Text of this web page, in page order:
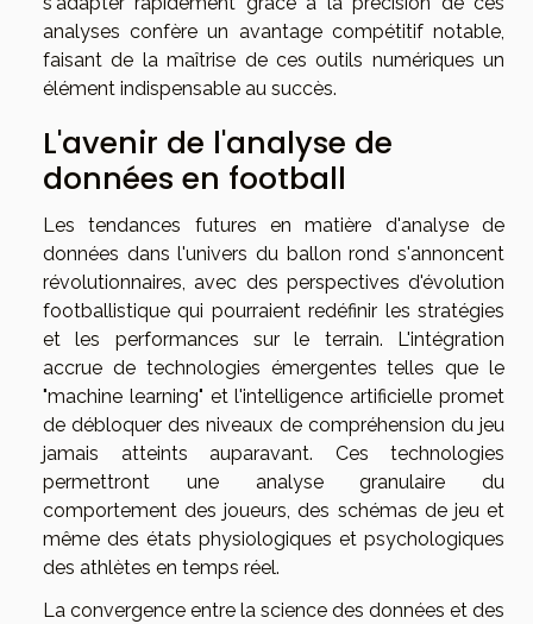
analyses confère un avantage compétitif notable,
faisant de la maîtrise de ces outils numériques un
élément indispensable au succès.
L'avenir de l'analyse de
données en football
Les tendances futures en matière d'analyse de
données dans l'univers du ballon rond s'annoncent
révolutionnaires, avec des perspectives d'évolution
footballistique qui pourraient redéfinir les stratégies
et les performances sur le terrain. L'intégration
accrue de technologies émergentes telles que le
"machine learning" et l'intelligence artificielle promet
de débloquer des niveaux de compréhension du jeu
jamais atteints auparavant. Ces technologies
permettront une analyse granulaire du
comportement des joueurs, des schémas de jeu et
même des états physiologiques et psychologiques
des athlètes en temps réel.
La convergence entre la science des données et des